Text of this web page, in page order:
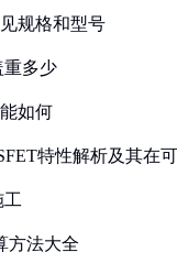
规格和型号
重多少
如何
特性解析及其在
工
方法大全